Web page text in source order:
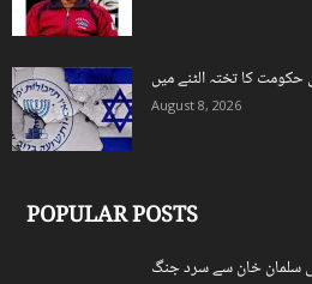
August 8, 2026
POPULAR POSTS
خان سے سرد جنگ